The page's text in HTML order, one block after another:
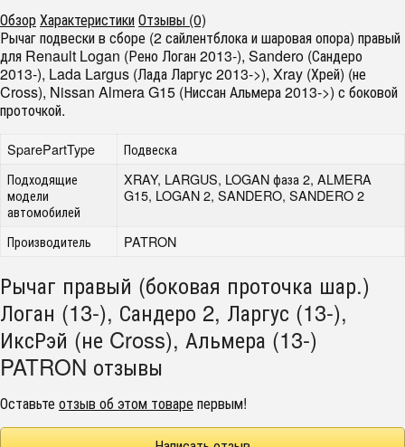
ОбзорХарактеристикиОтзывы (0)
Рычаг подвески в сборе (2 сайлентблока и шаровая опора) правый
для Renault Logan (Рено Логан 2013-), Sandero (Сандеро
2013-), Lada Largus (Лада Ларгус 2013->), Xray (Хрей) (не
Cross), Nissan Almera G15 (Ниссан Альмера 2013->) с боковой
проточкой.
SparePartType
Подвеска
Подходящие
модели
автомобилей
XRAY, LARGUS, LOGAN фаза 2, ALMERA
G15, LOGAN 2, SANDERO, SANDERO 2
Производитель PATRON
Рычаг правый (боковая проточка шар.)
Логан (13-), Сандеро 2, Ларгус (13-),
ИксРэй (не Cross), Альмера (13-)
PATRON отзывы
Оставьтеотзыв об этом товарепервым!